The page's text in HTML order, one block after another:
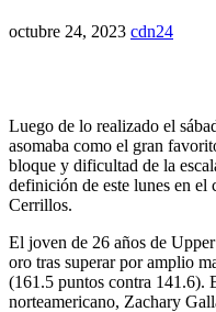
octubre 24, 2023 cdn24
Luego de lo realizado el
asomaba como el gran
bloque y dificultad de la
definición de este lunes en el
Cerrillos.
El joven de 26 años de
oro tras superar por amplio
(161.5 puntos contra 141.6).
norteamericano, Zachary